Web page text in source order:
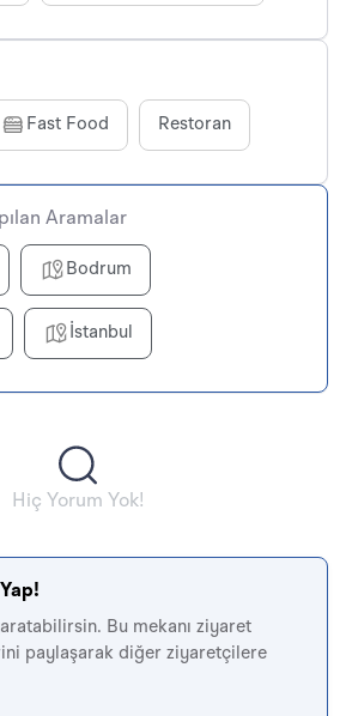
Fast Food Restoran
Aramalar
Bodrum
İstanbul
Hiç Yorum Yok!
Bu mekanı ziyaret
paylaşarak diğer ziyaretçilere